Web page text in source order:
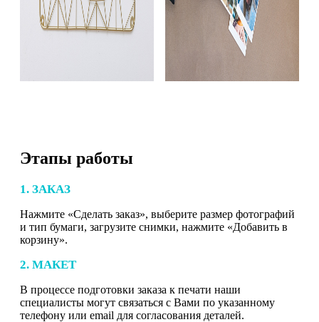
Этапы работы
1. ЗАКАЗ
Нажмите «Сделать заказ», выберите размер фотографий
и тип бумаги, загрузите снимки, нажмите «Добавить в
корзину».
2. МАКЕТ
В процессе подготовки заказа к печати наши
специалисты могут связаться с Вами по указанному
телефону или email для согласования деталей.